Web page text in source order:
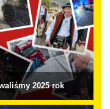
2025 rok